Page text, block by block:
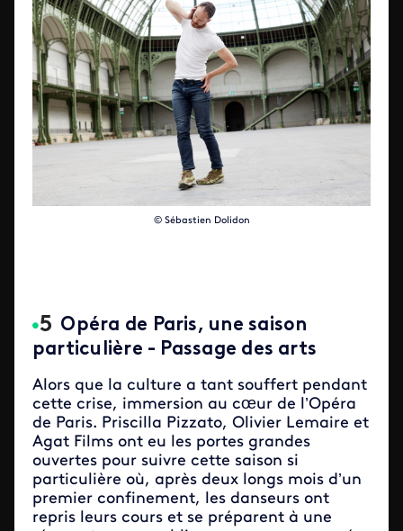
© Sébastien Dolidon
Opéra de Paris, une saison
particulière - Passage des arts
Alors que la culture a tant souffert pendant
cette crise, immersion au cœur de l’Opéra
de Paris. Priscilla Pizzato, Olivier Lemaire et
Agat Films ont eu les portes grandes
ouvertes pour suivre cette saison si
particulière où, après deux longs mois d’un
premier confinement, les danseurs ont
repris leurs cours et se préparent à une